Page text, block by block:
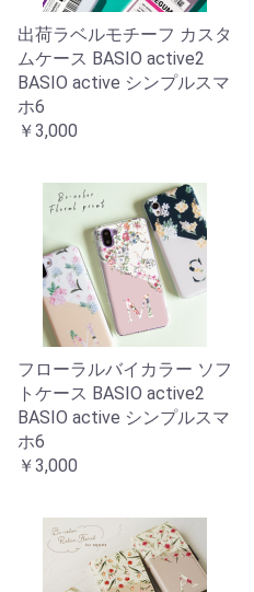
出荷ラベルモチーフ カスタ
ムケース BASIO active2
BASIO active シンプルスマ
ホ6
￥3,000
フローラルバイカラー ソフ
トケース BASIO active2
BASIO active シンプルスマ
ホ6
￥3,000